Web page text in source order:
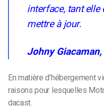
interface, tant elle
mettre à jour.
Johny Giacaman,
En matière d’hébergement
raisons pour lesquelles
dacast.